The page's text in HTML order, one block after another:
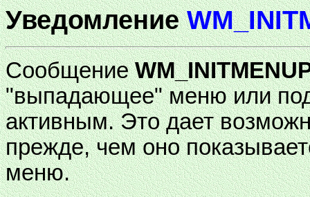
Уведомление
Сообщение
"выпадающее" меню или
активным. Это дает
прежде, чем оно
меню.